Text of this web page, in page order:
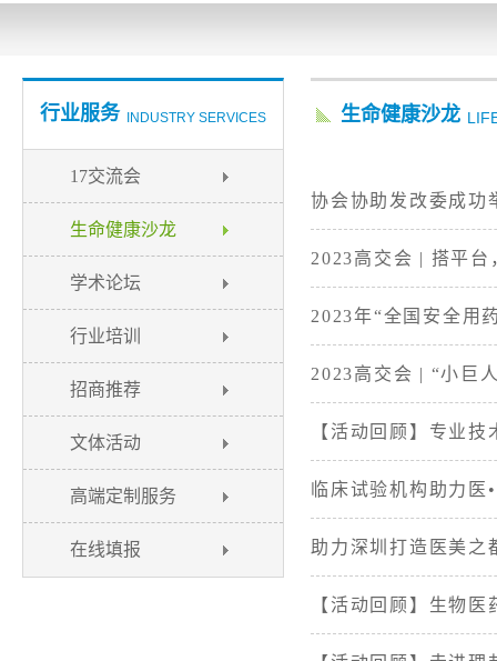
行业服务 INDUSTRY SERVICES
17交流会
生命健康沙龙
学术论坛
行业培训
招商推荐
文体活动
高端定制服务
在线填报
生命健康沙龙
协会协助发改委成功
2023高交会 | 搭平台
2023年“全国安全用
2023高交会 | “小巨
【活动回顾】专业
临床试验机构助力
助力深圳打造医美
【活动回顾】生物